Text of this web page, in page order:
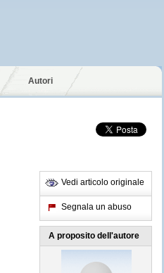
Autori
Vedi articolo originale
Segnala un abuso
A proposito dell'autore